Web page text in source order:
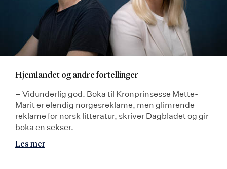
Hjemlandet og andre fortellinger
– Vidunderlig god. Boka til Kronprinsesse Mette-
Marit er elendig norgesreklame, men glimrende
reklame for norsk litteratur, skriver Dagbladet og gir
boka en sekser.
Les mer